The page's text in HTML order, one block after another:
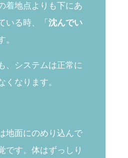
着地点よりも下にあ
いる時、「 沈んでい
。
、システムは正常に
くなります。
地面にのめり込んで
です。体はずっしり